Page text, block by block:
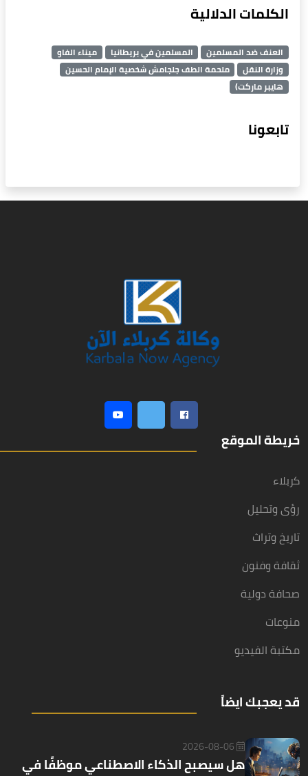
الكلمات الدلالية
العنف ضد المسلمين المسلمين في بريطانيا
ميناء الفاو
وزارة النقل
ملحمة الطف جلجامش شخصية الإمام الحسين
هايبر ماركت)
تابعونا
خريطة الموقع
كربلاء
رؤى وتحليل
تاريخ وتراث
ثقافة وفنون
صحافة دولية
منوعات
مكتبة الفيديو
قد يعجبك ايضاً
2026-08-06
هل سيصبح الذكاء الاصطناعي موظفًا في